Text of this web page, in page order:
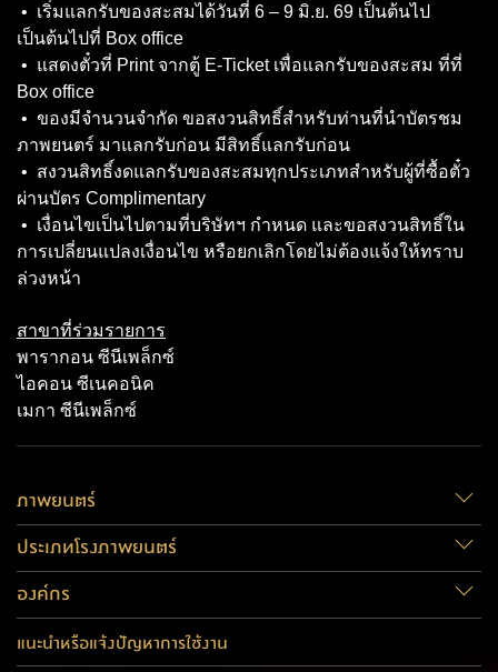
• เริ่มแลกรับของสะสมได้วันที่ 6 – 9 มิ.ย. 69 เป็นต้นไป
เป็นต้นไปที่ Box office
• แสดงตั๋วที่ Print จากตู้ E-Ticket เพื่อแลกรับของสะสม ที่ที่
Box office
• ของมีจำนวนจำกัด ขอสงวนสิทธิ์สำหรับท่านที่นำบัตรชม
ภาพยนตร์ มาแลกรับก่อน มีสิทธิ์แลกรับก่อน
• สงวนสิทธิ์งดแลกรับของสะสมทุกประเภทสำหรับผู้ที่ซื้อตั๋ว
ผ่านบัตร Complimentary
• เงื่อนไขเป็นไปตามที่บริษัทฯ กำหนด และขอสงวนสิทธิ์ใน
การเปลี่ยนแปลงเงื่อนไข หรือยกเลิกโดยไม่ต้องแจ้งให้ทราบ
ล่วงหน้า
สาขาที่ร่วมรายการ
พารากอน ซีนีเพล็กซ์
ไอคอน ซีเนคอนิค
เมกา ซีนีเพล็กซ์
ภาพยนตร์
ประเภทโรงภาพยนตร์
องค์กร
แนะนำหรือแจ้งปัญหาการใช้งาน